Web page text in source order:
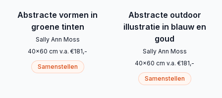
Abstracte vormen in
groene tinten
Sally Ann Moss
40x60 cm v.a. €181,-
Samenstellen
Abstracte outdoor
illustratie in blauw en
goud
Sally Ann Moss
40x60 cm v.a. €181,-
Samenstellen